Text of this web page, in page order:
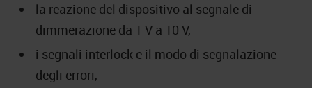
la reazione del dispositivo al segnale di
dimmerazione da 1 V a 10 V,
i segnali interlock e il modo di segnalazione
degli errori,